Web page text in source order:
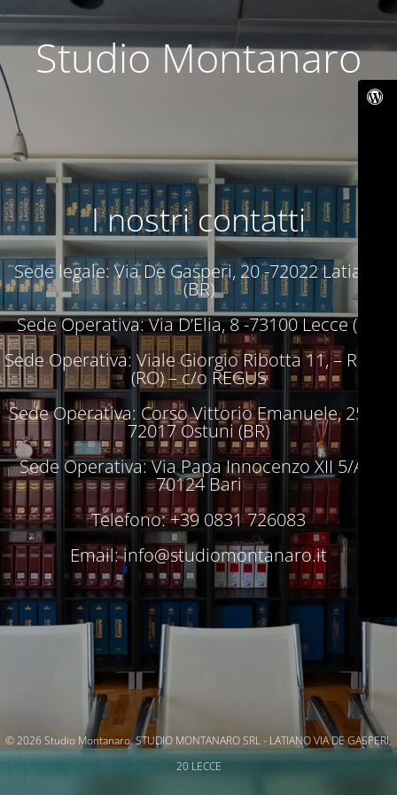
Studio Montanaro
I nostri contatti
Sede legale: Via De Gasperi, 20 -72022 Latiano
(BR)
Sede Operativa: Via D’Elia, 8 -73100 Lecce (LE)
Sede Operativa: Viale Giorgio Ribotta 11, – Roma
(RO) – c/o REGUS
Sede Operativa: Corso Vittorio Emanuele, 250 –
72017 Ostuni (BR)
Sede Operativa: Via Papa Innocenzo XII 5/A –
70124 Bari
Telefono: +39 0831 726083
Email:info@studiomontanaro.it
© 2026 Studio Montanaro. STUDIO MONTANARO SRL - LATIANO VIA DE GASPERI,
20 LECCE